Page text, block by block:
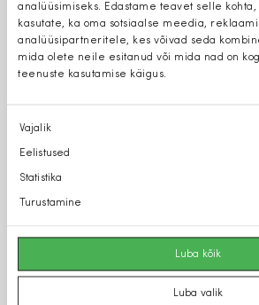
analüüsimiseks. Edastame teavet selle
kasutate, ka oma sotsiaalse meedia,
analüüsipartneritele, kes võivad seda
mida olete neile esitanud või mida nad on
teenuste kasutamise käigus.
Nõusoleku
valik
Vajalik
Eelistused
Statistika
Turustamine
Luba kõik
Luba valik